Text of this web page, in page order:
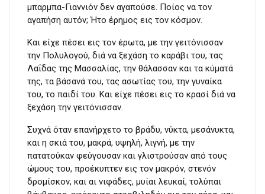
μπαρμπα-Γιαννιόν δεν αγαπούσε. Ποίος να τον
αγαπήση αυτόν; Ήτο έρημος εις τον κόσμον.
Και είχε πέσει εις τον έρωτα, με την γειτόνισσαν
την Πολυλογού, διά να ξεχάση το καράβι του, τας
Λαΐδας της Μασσαλίας, την θάλασσαν και τα κύματά
της, τα βάσανά του, τας ασωτίας του, την γυναίκα
του, το παιδί του. Και είχε πέσει εις το κρασί διά να
ξεχάση την γειτόνισσαν.
Συχνά όταν επανήρχετο το βράδυ, νύκτα, μεσάνυκτα,
και η σκιά του, μακρά, υψηλή, λιγνή, με την
πατατούκαν φεύγουσαν και γλιστρούσαν από τους
ώμους του, προέκυπτεν εις τον μακρόν, στενόν
δρομίσκον, και αι νιφάδες, μυίαι λευκαί, τολύπαι